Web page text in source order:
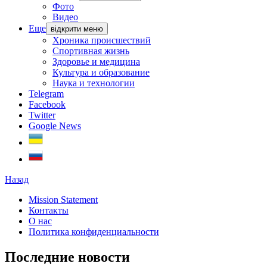
Фото
Видео
Еще відкрити меню
Хроника происшествий
Спортивная жизнь
Здоровье и медицина
Культура и образование
Наука и технологии
Telegram
Facebook
Twitter
Google News
Назад
Mission Statement
Контакты
О нас
Политика конфиденциальности
Последние новости